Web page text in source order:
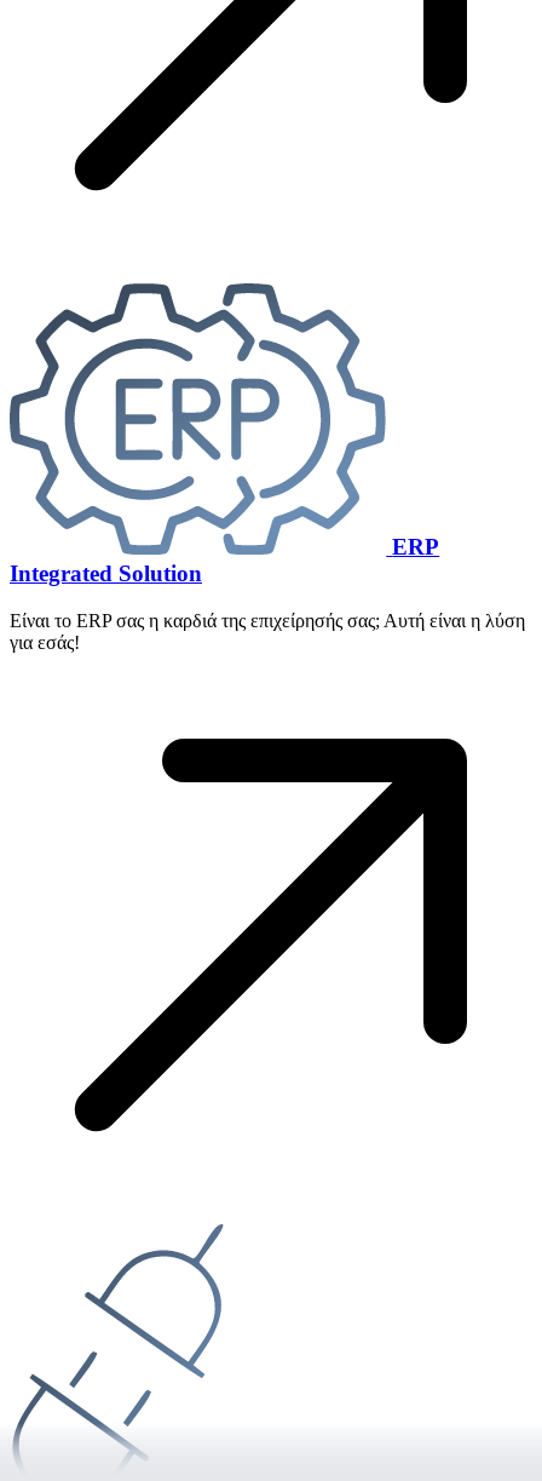
ERP
Integrated Solution
Είναι το ERP σας η καρδιά της επιχείρησής σας; Αυτή είναι η λύση
για εσάς!